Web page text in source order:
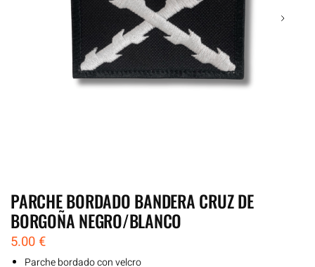
PARCHE BORDADO BANDERA CRUZ DE
BORGOÑA NEGRO/BLANCO
5.00€
Parche bordado con velcro